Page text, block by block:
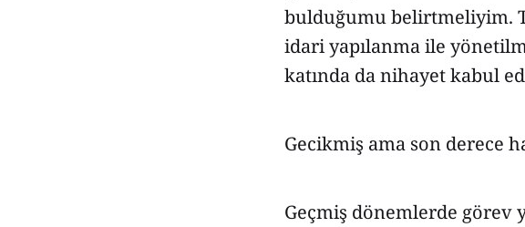
bulduğumu belirtmeliyim.
idari yapılanma ile
katında da nihayet kabul
Gecikmiş ama son derece
Geçmiş dönemlerde görev